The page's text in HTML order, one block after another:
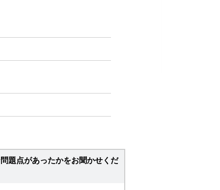
題点があったかをお聞かせくだ